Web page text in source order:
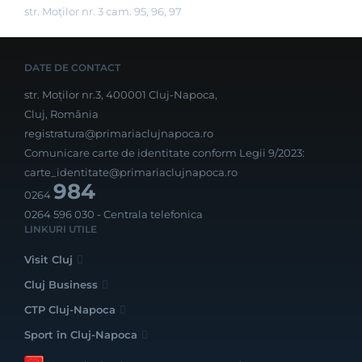
str. Moților nr. 3 cam. 95, 96, 97
DATE DE CONTACT
str. Moților nr.3, 400001 Cluj-Napoca,
Cluj, România
registratura@primariaclujnapoca.ro
Comunicare carte de identitate conform Legii 9/2023:
carte_identitate@primariaclujnapoca.ro
0264984
0264 596 030 - Centrala telefonica
LINKURI UTILE
Visit Cluj
Cluj Business
CTP Cluj-Napoca
Sport în Cluj-Napoca